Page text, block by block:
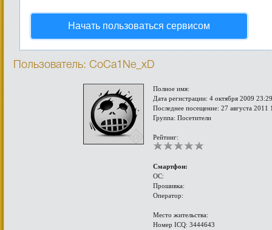
Начать пользоваться сервисом
Пользователь: CoCa1Ne_xD
Полное имя:
Дата регистрации: 4 октября 2009 23:29
Последнее посещение: 27 августа 2011
Группа: Посетители
Рейтинг:
Смартфон:
ОС:
Прошивка:
Оператор:
Место жительства:
Номер ICQ: 3444643